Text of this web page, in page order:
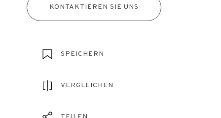
KONTAKTIEREN SIE UNS
SPEICHERN
VERGLEICHEN